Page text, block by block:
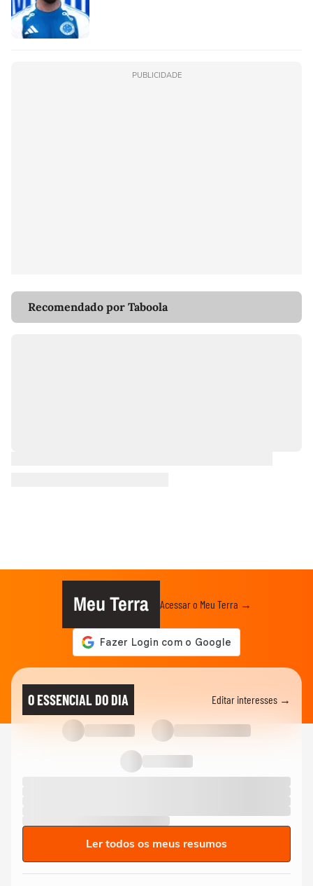
PUBLICIDADE
Recomendado por Taboola
Meu Terra Acessar o Meu Terra →
O ESSENCIAL DO DIA Editar interesses →
Ler todos os meus resumos